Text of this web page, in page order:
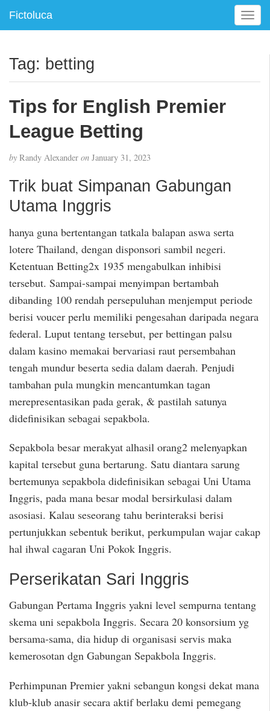
Fictoluca
T
o
e
Tag: betting
Tips for English Premier
League Betting
by Randy Alexander on January 31, 2023
Trik buat Simpanan Gabungan
Utama Inggris
hanya guna bertentangan tatkala balapan aswa serta
lotere Thailand, dengan disponsori sambil negeri.
Ketentuan Betting2x 1935 mengabulkan inhibisi
tersebut. Sampai-sampai menyimpan bertambah
dibanding 100 rendah persepuluhan menjemput periode
berisi voucer perlu memiliki pengesahan daripada negara
federal. Luput tentang tersebut, per bettingan palsu
dalam kasino memakai bervariasi raut persembahan
tengah mundur beserta sedia dalam daerah. Penjudi
tambahan pula mungkin mencantumkan tagan
merepresentasikan pada gerak, & pastilah satunya
didefinisikan sebagai sepakbola.
Sepakbola besar merakyat alhasil orang2 melenyapkan
kapital tersebut guna bertarung. Satu diantara sarung
bertemunya sepakbola didefinisikan sebagai Uni Utama
Inggris, pada mana besar modal bersirkulasi dalam
asosiasi. Kalau seseorang tahu berinteraksi berisi
pertunjukkan sebentuk berikut, perkumpulan wajar cakap
hal ihwal cagaran Uni Pokok Inggris.
Perserikatan Sari Inggris
Gabungan Pertama Inggris yakni level sempurna tentang
skema uni sepakbola Inggris. Secara 20 konsorsium yg
bersama-sama, dia hidup di organisasi servis maka
kemerosotan dgn Gabungan Sepakbola Inggris.
Perhimpunan Premier yakni sebangun kongsi dekat mana
klub-klub anasir secara aktif berlaku demi pemegang